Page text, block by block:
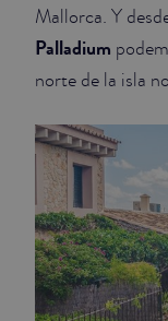
Mallorca. Y
Palladium
norte de la isla